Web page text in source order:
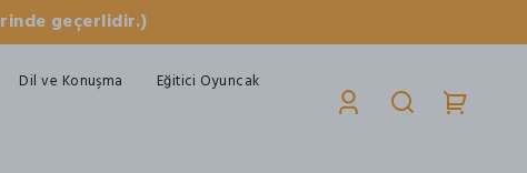
geçerlidir.)
Dil ve Konuşma
Eğitici Oyuncak